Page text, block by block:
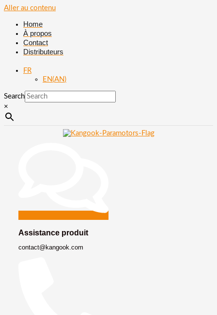
Aller au contenu
Home
À propos
Contact
Distributeurs
FR
EN(AN)
Search
×
Assistance produit
contact@kangook.com